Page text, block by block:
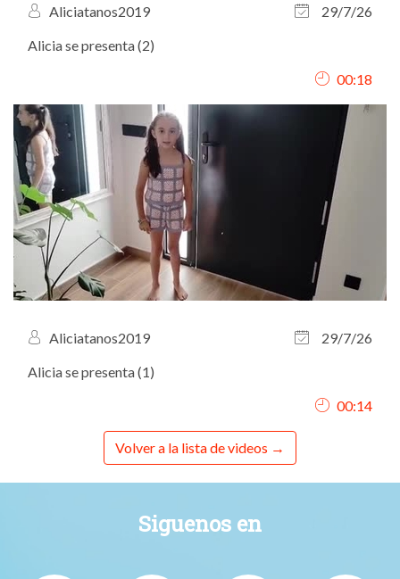
Aliciatanos2019
29/7/26
Alicia se presenta (2)
00:18
Aliciatanos2019
29/7/26
Alicia se presenta (1)
00:14
Volver a la lista de videos
Siguenos en